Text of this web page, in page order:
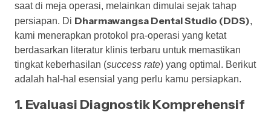
saat di meja operasi, melainkan dimulai sejak tahap
persiapan. Di Dharmawangsa Dental Studio (DDS),
kami menerapkan protokol pra-operasi yang ketat
berdasarkan literatur klinis terbaru untuk memastikan
tingkat keberhasilan (success rate) yang optimal. Berikut
adalah hal-hal esensial yang perlu kamu persiapkan.
1. Evaluasi Diagnostik Komprehensif